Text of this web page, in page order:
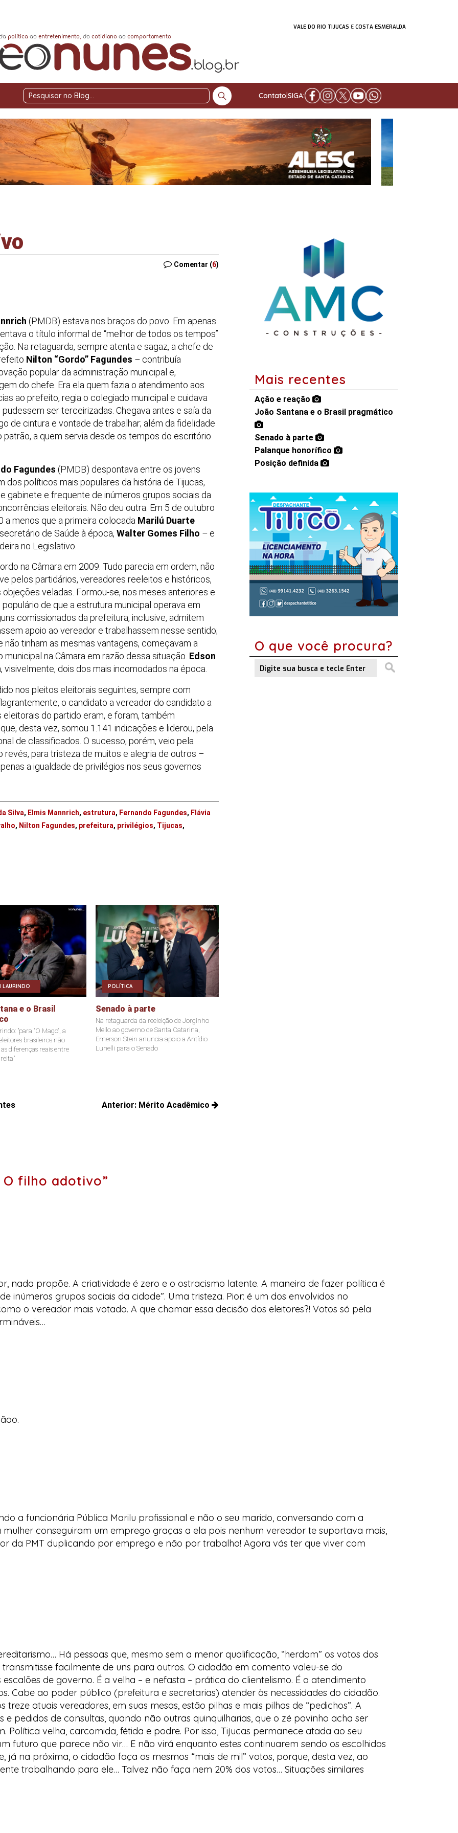
VALE DO RIO TIJUCAS E COSTA ESMERALDA
Pesquisar
Blog
Contato SIGA:
Comentar (6)
(PMDB) estava nos braços do povo. Em apenas
o título informal de “melhor de todos os tempos”
Na retaguarda, sempre atenta e sagaz, a chefe de
Nilton “Gordo” Fagundes – contribuía
popular da administração municipal e,
do chefe. Era ela quem fazia o atendimento aos
ao prefeito, regia o colegiado municipal e cuidava
ser terceirizadas. Chegava antes e saía da
de cintura e vontade de trabalhar; além da fidelidade
a quem servia desde os tempos do escritório
Fagundes (PMDB) despontava entre os jovens
dos políticos mais populares da história de Tijucas,
gabinete e frequente de inúmeros grupos sociais da
eleitorais. Não deu outra. Em 5 de outubro
a menos que a primeira colocada Marilú Duarte
de Saúde à época, Walter Gomes Filho – e
no Legislativo.
na Câmara em 2009. Tudo parecia em ordem, não
pelos partidários, vereadores reeleitos e históricos,
veladas. Formou-se, nos meses anteriores e
de que a estrutura municipal operava em
comissionados da prefeitura, inclusive, admitem
apoio ao vereador e trabalhassem nesse sentido;
tinham as mesmas vantagens, começavam a
na Câmara em razão dessa situação. Edson
visivelmente, dois dos mais incomodados na época.
nos pleitos eleitorais seguintes, sempre com
o candidato a vereador do candidato a
do partido eram, e foram, também
desta vez, somou 1.141 indicações e liderou, pela
de classificados. O sucesso, porém, veio pela
para tristeza de muitos e alegria de outros –
a igualdade de privilégios nos seus governos
Silva, Elmis Mannrich, estrutura, Fernando Fagundes, Flávia
, Nilton Fagundes, prefeitura, privilégios, Tijucas,
LAURINDO
e o Brasil
"para 'O Mago', a
brasileiros não
diferenças reais entre
POLÍTICA
Senado à parte
Na retaguarda da reeleição de Jorginho
Mello ao governo de Santa Catarina,
Emerson Stein anuncia apoio a Antídio
Lunelli para o Senado
Anterior: Mérito Acadêmico
Mais recentes
Ação e reação
João Santana e o Brasil pragmático
Senado à parte
Palanque honorífico
Posição definida
O que você procura?
O filho adotivo”
nada propõe. A criatividade é zero e o ostracismo latente. A maneira de fazer política é
inúmeros grupos sociais da cidade”. Uma tristeza. Pior: é um dos envolvidos no
o vereador mais votado. A que chamar essa decisão dos eleitores?! Votos só pela
a funcionária Pública Marilu profissional e não o seu marido, conversando com a
conseguiram um emprego graças a ela pois nenhum vereador te suportava mais,
da PMT duplicando por emprego e não por trabalho! Agora vás ter que viver com
Há pessoas que, mesmo sem a menor qualificação, “herdam” os votos dos
facilmente de uns para outros. O cidadão em comento valeu-se do
de governo. É a velha – e nefasta – prática do clientelismo. É o atendimento
Cabe ao poder público (prefeitura e secretarias) atender às necessidades do cidadão.
atuais vereadores, em suas mesas, estão pilhas e mais pilhas de “pedichos”. A
pedidos de consultas, quando não outras quinquilharias, que o zé povinho acha ser
Política velha, carcomida, fétida e podre. Por isso, Tijucas permanece atada ao seu
futuro que parece não vir… E não virá enquanto estes continuarem sendo os escolhidos
já na próxima, o cidadão faça os mesmos “mais de mil” votos, porque, desta vez, ao
trabalhando para ele… Talvez não faça nem 20% dos votos… Situações similares